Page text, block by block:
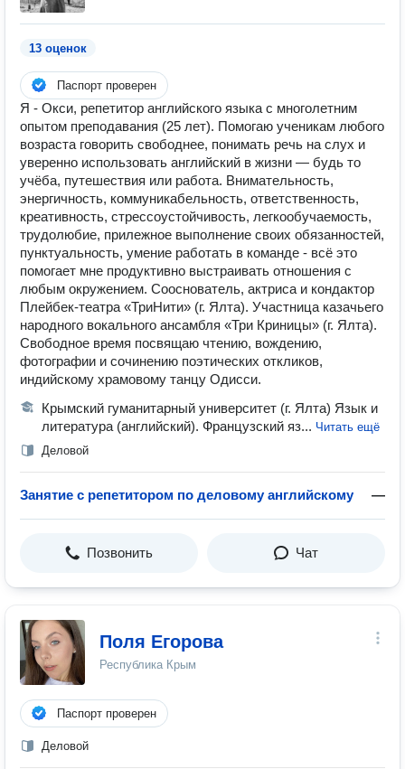
13 оценок
Паспорт проверен
Я - Окси, репетитор английского языка с многолетним
опытом преподавания (25 лет). Помогаю ученикам любого
возраста говорить свободнее, понимать речь на слух и
уверенно использовать английский в жизни — будь то
учёба, путешествия или работа. Внимательность,
энергичность, коммуникабельность, ответственность,
креативность, стрессоустойчивость, легкообучаемость,
трудолюбие, прилежное выполнение своих обязанностей,
пунктуальность, умение работать в команде - всё это
помогает мне продуктивно выстраивать отношения с
любым окружением. Сооснователь, актриса и кондактор
Плейбек-театра «ТриНити» (г. Ялта). Участница казачьего
народного вокального ансамбля «Три Криницы» (г. Ялта).
Свободное время посвящаю чтению, вождению,
фотографии и сочинению поэтических откликов,
индийскому храмовому танцу Одисси.
Крымский гуманитарный университет (г. Ялта) Язык и
литература (английский). Французский яз... Читать ещё
Деловой
Занятие с репетитором по деловому английскому —
Позвонить Чат
Поля Егорова
Республика Крым
Паспорт проверен
Деловой